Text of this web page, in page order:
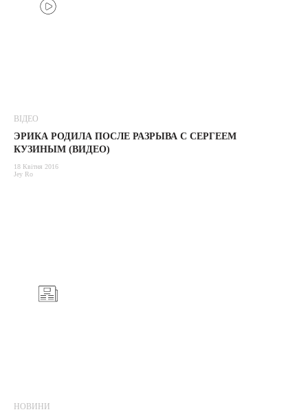
ВІДЕО
ЭРИКА РОДИЛА ПОСЛЕ РАЗРЫВА С СЕРГЕЕМ
КУЗИНЫМ (ВИДЕО)
18 Квітня 2016
Jey Ro
НОВИНИ